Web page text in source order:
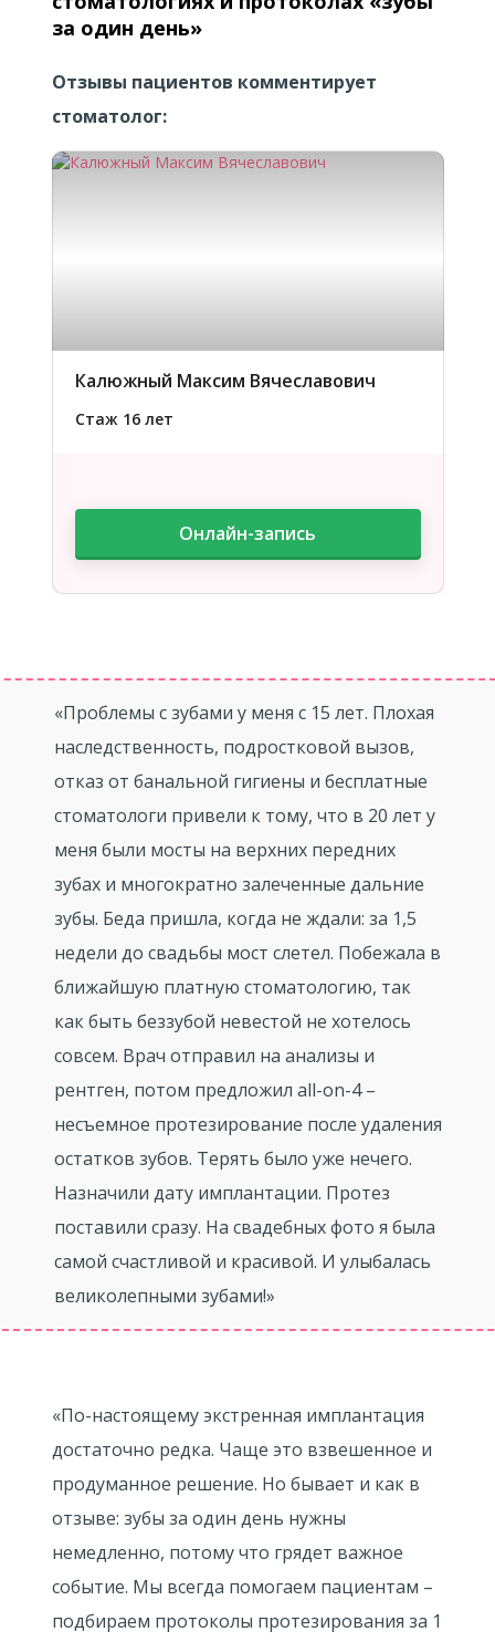
за один день»
Отзывы пациентов комментирует
стоматолог:
Калюжный Максим Вячеславович
Стаж 16 лет
Онлайн-запись
«Проблемы с зубами у меня с 15 лет. Плохая
наследственность, подростковой вызов,
отказ от банальной гигиены и бесплатные
стоматологи привели к тому, что в 20 лет у
меня были мосты на верхних передних
зубах и многократно залеченные дальние
зубы. Беда пришла, когда не ждали: за 1,5
недели до свадьбы мост слетел. Побежала в
ближайшую платную стоматологию, так
как быть беззубой невестой не хотелось
совсем. Врач отправил на анализы и
рентген, потом предложил all-on-4 –
несъемное протезирование после удаления
остатков зубов. Терять было уже нечего.
Назначили дату имплантации. Протез
поставили сразу. На свадебных фото я была
самой счастливой и красивой. И улыбалась
великолепными зубами!»
«По-настоящему экстренная имплантация
достаточно редка. Чаще это взвешенное и
продуманное решение. Но бывает и как в
отзыве: зубы за один день нужны
немедленно, потому что грядет важное
событие. Мы всегда помогаем пациентам –
подбираем протоколы протезирования за 1